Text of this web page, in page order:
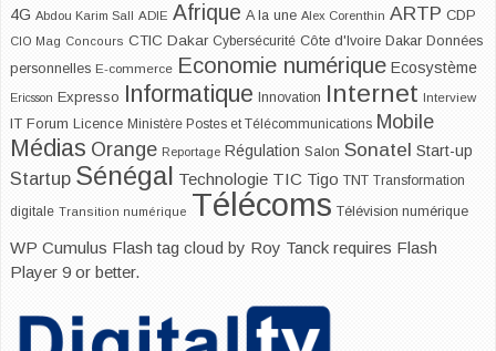
4G Abdou Karim Sall ADIE Afrique A la une Alex Corenthin ARTP CDP
CIO Mag Concours CTIC Dakar Cybersécurité Côte d'Ivoire Dakar Données
personnelles E-commerce Economie numérique Ecosystème
Ericsson Expresso Informatique Innovation Internet Interview
IT Forum Licence Ministère Postes et Télécommunications Mobile
Médias Orange Reportage Régulation Salon Sonatel Start-up
Startup Sénégal Technologie TIC Tigo TNT Transformation
digitale Transition numérique Télécoms Télévision numérique
WP Cumulus Flash tag cloud by Roy Tanck requires Flash
Player 9 or better.